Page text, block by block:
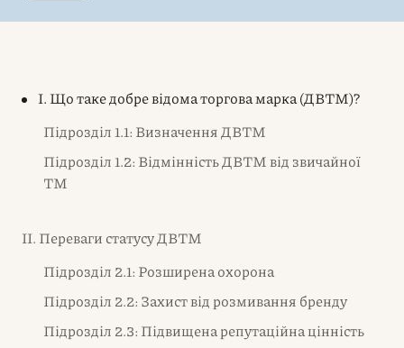
I. Що таке добре відома торгова марка (ДВТМ)?
Підрозділ 1.1: Визначення ДВТМ
Підрозділ 1.2: Відмінність ДВТМ від звичайної
ТМ
II. Переваги статусу ДВТМ
Підрозділ 2.1: Розширена охорона
Підрозділ 2.2: Захист від розмивання бренду
Підрозділ 2.3: Підвищена репутаційна цінність